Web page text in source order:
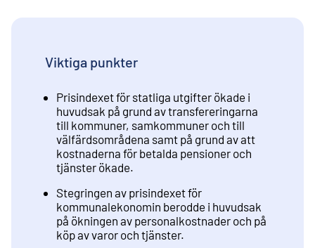
Viktiga punkter
Prisindexet för statliga utgifter ökade i
huvudsak på grund av transfereringarna
till kommuner, samkommuner och till
välfärdsområdena samt på grund av att
kostnaderna för betalda pensioner och
tjänster ökade.
Stegringen av prisindexet för
kommunalekonomin berodde i huvudsak
på ökningen av personalkostnader och på
köp av varor och tjänster.